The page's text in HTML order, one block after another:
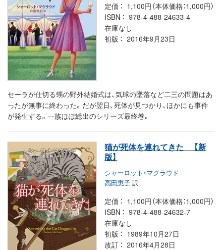
定価
1,100円（本体価格：1,000円）
ISBN
978-4-488-24633-4
在庫なし
初版
2016年9月23日
セーラが仕切る甥の野外結婚式は、気球の墜落など二三の問題はあ
ったが無事に終わった。だが翌日、死体が見つかり、ほかにも事件
が発生する。一族ほぼ総出のシリーズ最終巻。
猫が死体を連れてきた
【新
版】
シャーロット・マクラウド
高田惠子訳
定価
1,100円（本体価格：1,000円）
ISBN
978-4-488-24632-7
在庫なし
初版
1989年10月27日
改訂
2016年4月28日